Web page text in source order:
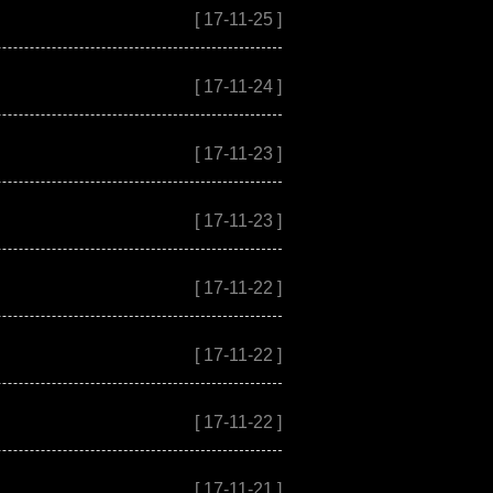
[ 17-11-25 ]
[ 17-11-24 ]
[ 17-11-23 ]
[ 17-11-23 ]
[ 17-11-22 ]
[ 17-11-22 ]
[ 17-11-22 ]
[ 17-11-21 ]